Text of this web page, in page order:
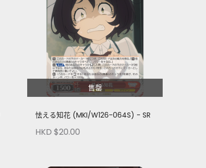
售罄
怯える知花 (MKI/W126-064S) - SR
HKD $20.00